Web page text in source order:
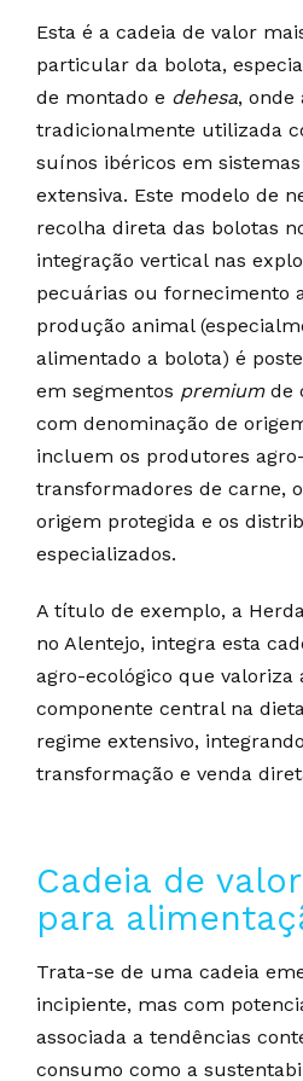
Esta é a cadeia de valor
particular da bolota,
de montado e dehesa, onde
tradicionalmente utilizada
suínos ibéricos em
extensiva. Este modelo de
recolha direta das bolotas
integração vertical nas
pecuárias ou fornecimento
produção animal
alimentado a bolota) é
em segmentos premiumde
com denominação de
incluem os produtores
transformadores de carne,
origem protegida e os
especializados.
A título de exemplo, a
no Alentejo, integra esta
agro-ecológico que valoriza
componente central na
regime extensivo,
transformação e venda
Cadeia de
para
Trata-se de uma cadeia
incipiente, mas com
associada a tendências
consumo como a